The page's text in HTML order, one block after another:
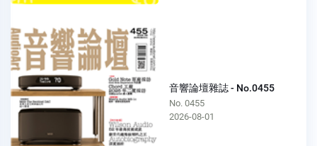
音響論壇雜誌 - No.0455
No. 0455
2026-08-01